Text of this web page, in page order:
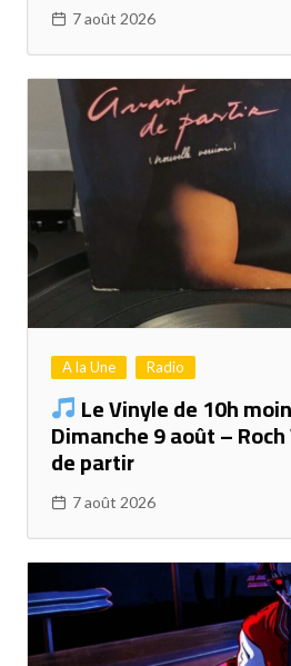
7 août 2026
A la Une Radio
Le Vinyle de 10h
Dimanche 9 août –
de partir
7 août 2026